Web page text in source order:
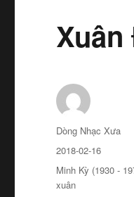
Xuân
Tác
giả
Dòng Nhạc Xưa
Đăng
ngày
2018-02-16
Chuyên
mục
Minh Kỳ (1930 -
xuân